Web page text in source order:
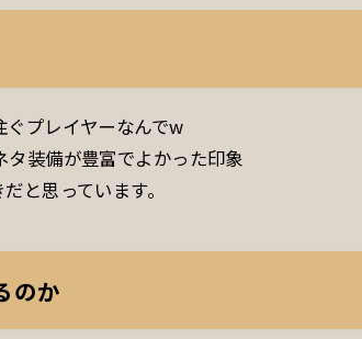
ぐプレイヤーなんでw
装備が豊富でよかった印象
と思っています。
のか